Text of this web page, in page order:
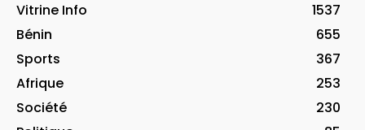
Vitrine Info
1537
Bénin
655
Sports
367
Afrique
253
Société
230